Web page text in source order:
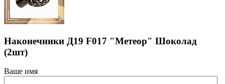
Наконечники Д19 F017 "Метеор" Шоколад
(2шт)
Ваше имя